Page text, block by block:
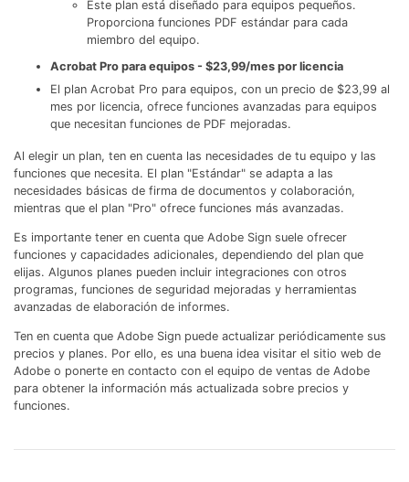
Este plan está diseñado para equipos pequeños.
Proporciona funciones PDF estándar para cada
miembro del equipo.
Acrobat Pro para equipos - $23,99/mes por licencia
El plan Acrobat Pro para equipos, con un precio de $23,99 al
mes por licencia, ofrece funciones avanzadas para equipos
que necesitan funciones de PDF mejoradas.
Al elegir un plan, ten en cuenta las necesidades de tu equipo y las
funciones que necesita. El plan "Estándar" se adapta a las
necesidades básicas de firma de documentos y colaboración,
mientras que el plan "Pro" ofrece funciones más avanzadas.
Es importante tener en cuenta que Adobe Sign suele ofrecer
funciones y capacidades adicionales, dependiendo del plan que
elijas. Algunos planes pueden incluir integraciones con otros
programas, funciones de seguridad mejoradas y herramientas
avanzadas de elaboración de informes.
Ten en cuenta que Adobe Sign puede actualizar periódicamente sus
precios y planes. Por ello, es una buena idea visitar el sitio web de
Adobe o ponerte en contacto con el equipo de ventas de Adobe
para obtener la información más actualizada sobre precios y
funciones.